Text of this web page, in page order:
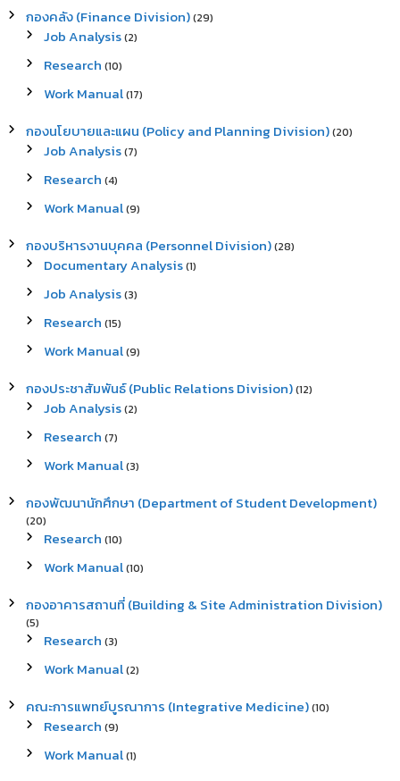
กองคลัง (Finance Division)(29)
Job Analysis(2)
Research (10)
Work Manual(17)
กองนโยบายและแผน (Policy and Planning Division)(20)
Job Analysis(7)
Research (4)
Work Manual(9)
กองบริหารงานบุคคล (Personnel Division)(28)
Documentary Analysis(1)
Job Analysis(3)
Research (15)
Work Manual(9)
กองประชาสัมพันธ์ (Public Relations Division)(12)
Job Analysis(2)
Research (7)
Work Manual(3)
กองพัฒนานักศึกษา (Department of Student Development)
(20)
Research (10)
Work Manual(10)
กองอาคารสถานที่ (Building & Site Administration Division)
(5)
Research (3)
Work Manual(2)
คณะการแพทย์บูรณาการ (Integrative Medicine)(10)
Research (9)
Work Manual(1)